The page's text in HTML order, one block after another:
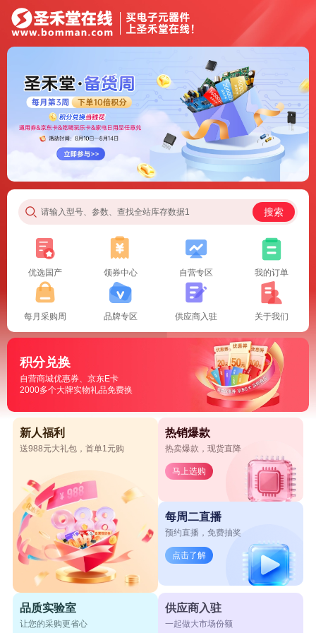
请输入型号、参数、查找全站库存数据1 搜索
优选国产 领券中心 自营专区 我的订单
每月采购周 品牌专区 供应商入驻 关于我们
积分兑换
自营商城优惠券、京东E卡
2000多个大牌实物礼品免费换
新人福利
送988元大礼包，首单1元购
热销爆款
热卖爆款，现货直降
马上选购
每周二直播
预约直播，免费抽奖
点击了解
品质实验室
让您的采购更省心
供应商入驻
一起做大市场份额